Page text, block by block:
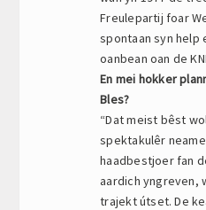
Freulepartij foar
spontaan syn help
oanbean oan de
En mei hokker
Bles?
“Dat meist bêst
spektakulêr
haadbestjoer fan
aardich yngreven,
trajekt útset. De